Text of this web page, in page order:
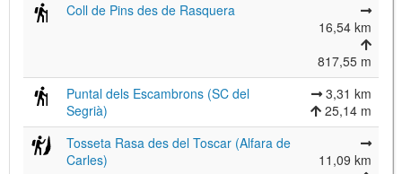
Coll de Pins des de Rasquera
16,54 km
817,55 m
Puntal dels Escambrons (SC del
Segrià)
3,31 km
25,14 m
Tosseta Rasa des del Toscar (Alfara de
Carles)
11,09 km